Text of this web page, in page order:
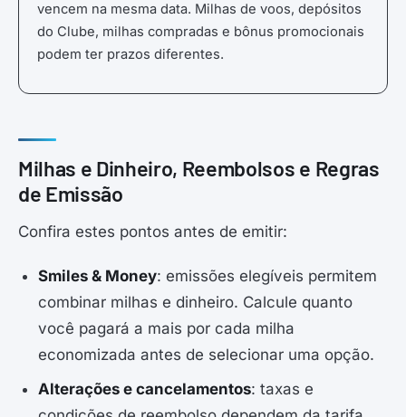
vencem na mesma data. Milhas de voos, depósitos
do Clube, milhas compradas e bônus promocionais
podem ter prazos diferentes.
Milhas e Dinheiro, Reembolsos e Regras
de Emissão
Confira estes pontos antes de emitir:
Smiles & Money: emissões elegíveis permitem
combinar milhas e dinheiro. Calcule quanto
você pagará a mais por cada milha
economizada antes de selecionar uma opção.
Alterações e cancelamentos: taxas e